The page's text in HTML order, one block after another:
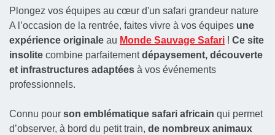
Plongez vos équipes au cœur d'un safari grandeur nature
A l’occasion de la rentrée, faites vivre à vos équipes une
expérience originale au Monde Sauvage Safari ! Ce site
insolite combine parfaitementdépaysement, découverte
et infrastructures adaptées à vos événements
professionnels.
Connu pour son emblématique safari africain qui permet
d’observer, à bord du petit train, de nombreux animaux